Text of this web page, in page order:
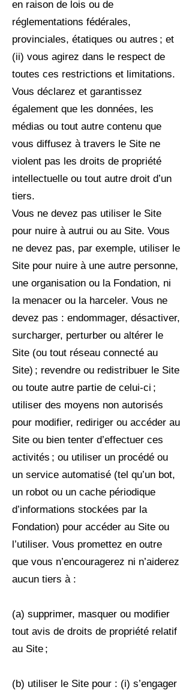
en raison de lois ou de
réglementations fédérales,
provinciales, étatiques ou autres ; et
(ii) vous agirez dans le respect de
toutes ces restrictions et limitations.
Vous déclarez et garantissez
également que les données, les
médias ou tout autre contenu que
vous diffusez à travers le Site ne
violent pas les droits de propriété
intellectuelle ou tout autre droit d’un
tiers.
Vous ne devez pas utiliser le Site
pour nuire à autrui ou au Site. Vous
ne devez pas, par exemple, utiliser le
Site pour nuire à une autre personne,
une organisation ou la Fondation, ni
la menacer ou la harceler. Vous ne
devez pas : endommager, désactiver,
surcharger, perturber ou altérer le
Site (ou tout réseau connecté au
Site) ; revendre ou redistribuer le Site
ou toute autre partie de celui-ci ;
utiliser des moyens non autorisés
pour modifier, rediriger ou accéder au
Site ou bien tenter d’effectuer ces
activités ; ou utiliser un procédé ou
un service automatisé (tel qu’un bot,
un robot ou un cache périodique
d’informations stockées par la
Fondation) pour accéder au Site ou
l’utiliser. Vous promettez en outre
que vous n’encouragerez ni n’aiderez
aucun tiers à :
(a) supprimer, masquer ou modifier
tout avis de droits de propriété relatif
au Site ;
(b) utiliser le Site pour : (i) s’engager